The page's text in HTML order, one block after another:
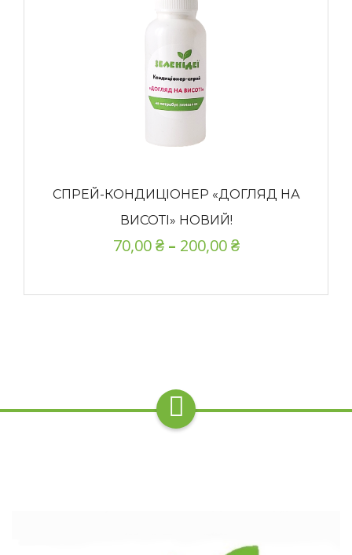
СПРЕЙ-КОНДИЦІОНЕР «ДОГЛЯД НА
ВИСОТІ» НОВИЙ!
70,00₴– 200,00₴